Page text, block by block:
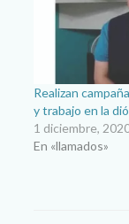
Realizan
y trabajo en la
1 diciembre,
En «llamados»